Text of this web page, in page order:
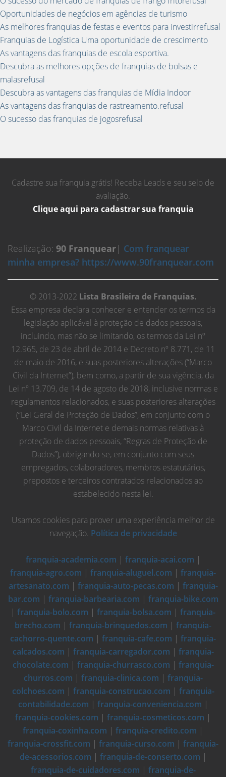
Oportunidades de negócios em agências de turismo
As melhores franquias de festas e eventos para investirrefusal
Franquias de Logística Uma oportunidade de crescimento
As vantagens das franquias de escola esportiva.
Descubra as melhores opções de franquias de bolsas e
malasrefusal
Descubra as vantagens das franquias de Mídia Indoor
As vantagens das franquias de rastreamento.refusal
O sucesso das franquias de jogosrefusal
Cadastre sua franquia grátis! Receba Leads e seu selo de
avaliação.
Clique aqui para cadastrar sua franquia
Realização: 90 Franquear| Com franquear
minha empresa? https://www.90franquear.com
© 2013-2022 Lista Brasileira de Franquias.
Essa empresa declara conhecer e entender os termos da
legislação aplicável à proteção de dados pessoais,
incluindo, mas não se limitando, os termos da Lei nº
12.965, de 23 de abril de 2014 e Decreto nº 8.771, de 11
de maio de 2016, e suas posteriores alterações (“Marco
Civil da Internet”), bem como, a partir de sua vigência, da
Lei nº 13.709, de 14 de agosto de 2018, inclusive normas e
regulamentos relacionados, e suas posteriores alterações
(“Lei Geral de Proteção de Dados”, em conjunto com o
Marco Civil da Internet e demais normas relativas à
proteção de dados pessoais, “Regras de Proteção de
Dados”), obrigando-se, em conjunto com seus
empregados, colaboradores, membros estatutários,
prepostos e terceiros contratados relacionados ao
estabelecido nesta lei.
Usamos cookies para prover uma experiência melhor de
navegação. Política de privacidade
franquia-academia.com | franquia-acai.com |
franquia-agro.com | franquia-aluguel.com | franquia-
artesanato.com | franquia-auto-pecas.com | franquia-
bar.com | franquia-barbearia.com | franquia-bike.com
| franquia-bolo.com | franquia-bolsa.com | franquia-
brecho.com | franquia-brinquedos.com | franquia-
cachorro-quente.com | franquia-cafe.com | franquia-
calcados.com | franquia-carregador.com | franquia-
chocolate.com | franquia-churrasco.com | franquia-
churros.com | franquia-clinica.com | franquia-
colchoes.com | franquia-construcao.com | franquia-
contabilidade.com | franquia-conveniencia.com |
franquia-cookies.com | franquia-cosmeticos.com |
franquia-coxinha.com | franquia-credito.com |
franquia-crossfit.com | franquia-curso.com | franquia-
de-acessorios.com | franquia-de-conserto.com |
franquia-de-cuidadores.com | franquia-de-